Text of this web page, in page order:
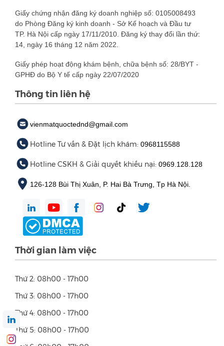
Giấy chứng nhận đăng ký doanh nghiệp số: 0105008493
do Phòng Đăng ký kinh doanh - Sở Kế hoạch và Đầu tư
TP. Hà Nội cấp ngày 17/11/2010. Đăng ký thay đổi lần thứ:
14, ngày 16 tháng 12 năm 2022.
Giấy phép hoạt động khám bệnh, chữa bệnh số: 28/BYT -
GPHĐ do Bộ Y tế cấp ngày 22/07/2020
Thông tin liên hệ
vienmatquoctednd@gmail.com
Hotline Tư vấn & Đặt lịch khám: 0968115588
Hotline CSKH & Giải quyết khiếu nại: 0969.128.128
126-128 Bùi Thị Xuân, P. Hai Bà Trưng, Tp Hà Nội.
Thời gian làm việc
Thứ 2: 08h00 - 17h00
Thứ 3: 08h00 - 17h00
Thứ 4: 08h00 - 17h00
Thứ 5: 08h00 - 17h00